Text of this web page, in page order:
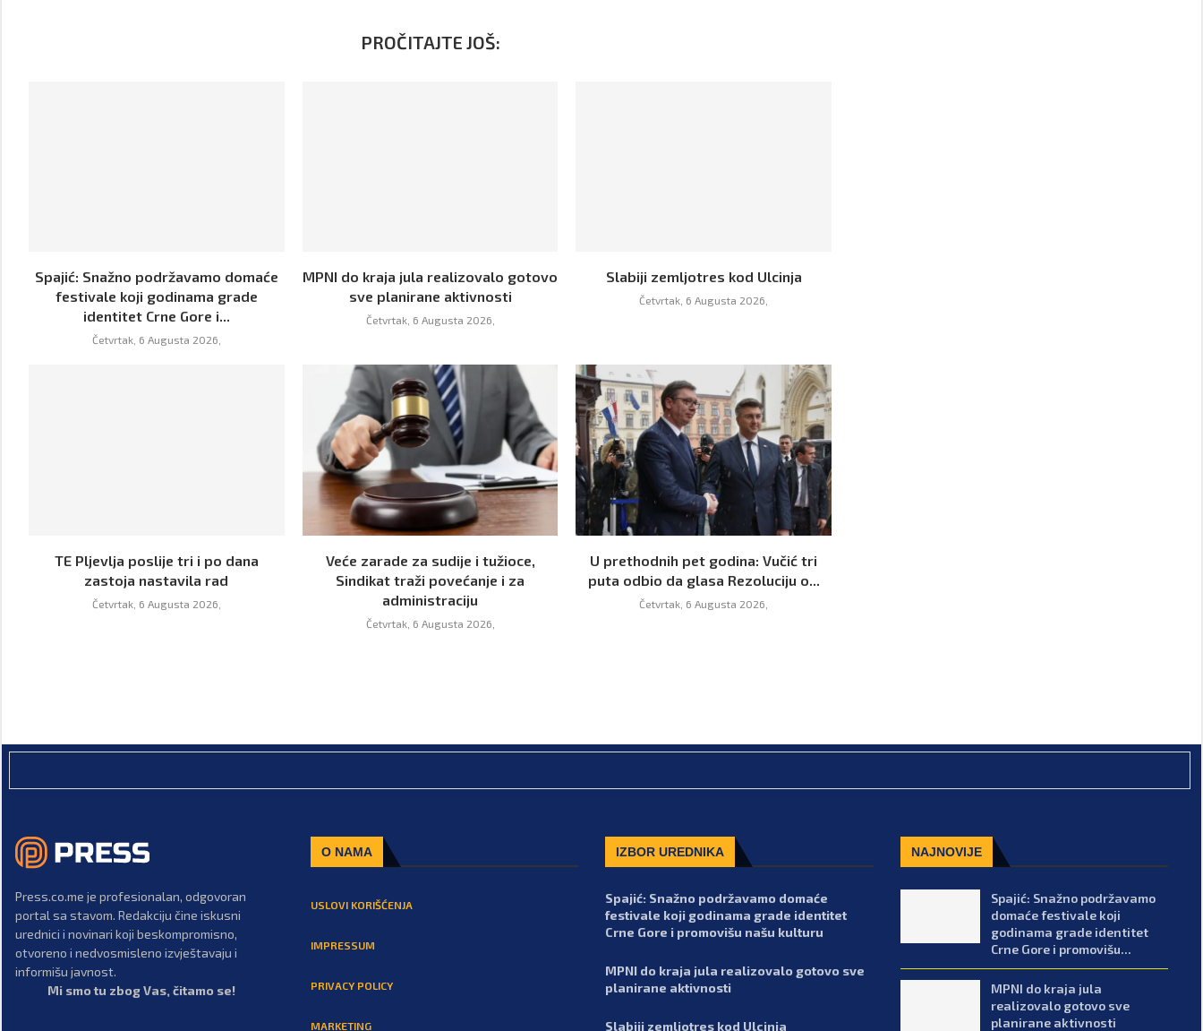
PROČITAJTE JOŠ:
Spajić: Snažno podržavamo domaće
festivale koji godinama grade
identitet Crne Gore i...
Četvrtak, 6 Augusta 2026,
MPNI do kraja jula realizovalo gotovo
sve planirane aktivnosti
Četvrtak, 6 Augusta 2026,
Slabiji zemljotres kod Ulcinja
Četvrtak, 6 Augusta 2026,
TE Pljevlja poslije tri i po dana
zastoja nastavila rad
Četvrtak, 6 Augusta 2026,
Veće zarade za sudije i tužioce,
Sindikat traži povećanje i za
administraciju
Četvrtak, 6 Augusta 2026,
U prethodnih pet godina: Vučić tri
puta odbio da glasa Rezoluciju o...
Četvrtak, 6 Augusta 2026,
Press.co.me je profesionalan, odgovoran
portal sa stavom. Redakciju čine iskusni
urednici i novinari koji beskompromisno,
otvoreno i nedvosmisleno izvještavaju i
informišu javnost.
Mi smo tu zbog Vas, čitamo se!
O NAMA
USLOVI KORIŠĆENJA
IMPRESSUM
PRIVACY POLICY
MARKETING
IZBOR UREDNIKA
Spajić: Snažno podržavamo domaće
festivale koji godinama grade identitet
Crne Gore i promovišu našu kulturu
MPNI do kraja jula realizovalo gotovo sve
planirane aktivnosti
Slabiji zemljotres kod Ulcinja
NAJNOVIJE
Spajić: Snažno podržavamo
domaće festivale koji
godinama grade identitet
Crne Gore i promovišu...
MPNI do kraja jula
realizovalo gotovo sve
planirane aktivnosti